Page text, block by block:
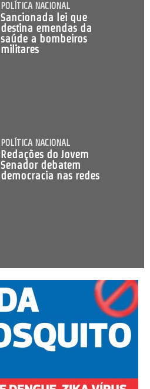
POLÍTICA NACIONAL
Sancionada lei que
destina emendas da
saúde a bombeiros
militares
POLÍTICA NACIONAL
Redações do Jovem
Senador debatem
democracia nas redes